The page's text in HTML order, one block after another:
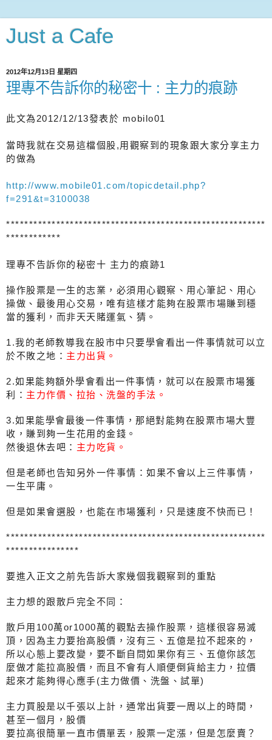
Just a Cafe
2012年12月13日 星期四
理專不告訴你的秘密十 : 主力的痕跡
此文為2012/12/13發表於 mobilo01
當時我就在交易這檔個股,用觀察到的現象跟大家分享主力
的做為
http://www.mobile01.com/topicdetail.php?
f=291&t=3100038
*********************************************************
************
理專不告訴你的秘密十 主力的痕跡1
操作股票是一生的志業，必須用心觀察、用心筆記、用心
操做、最後用心交易，唯有這樣才能夠在股票市場賺到穩
當的獲利，而非天天賭運氣、猜。
1.我的老師教導我在股市中只要學會看出一件事情就可以立
於不敗之地： 主力出貨。
2.如果能夠額外學會看出一件事情，就可以在股票市場獲
利： 主力作價、拉抬、洗盤的手法。
3.如果能學會最後一件事情，那絕對能夠在股票市場大豐
收，賺到夠一生花用的金錢。
然後退休去吧： 主力吃貨。
但是老師也告知另外一件事情：如果不會以上三件事情，
一生平庸。
但是如果會選股，也能在市場獲利，只是速度不快而已！
*********************************************************
****************
要進入正文之前先告訴大家幾個我觀察到的重點
主力想的跟散戶完全不同：
散戶用100萬or1000萬的觀點去操作股票，這樣很容易滅
頂，因為主力要抬高股價，沒有三、五億是拉不起來的，
所以心態上要改變，要不斷自問如果你有三、五億你該怎
麼做才能拉高股價，而且不會有人順便倒貨給主力，拉價
起來才能夠得心應手(主力做價、洗盤、試單)
主力買股是以千張以上計，通常出貨要一周以上的時間，
甚至一個月，股價
要拉高很簡單一直市價單丟，股票一定漲，但是怎麼賣？